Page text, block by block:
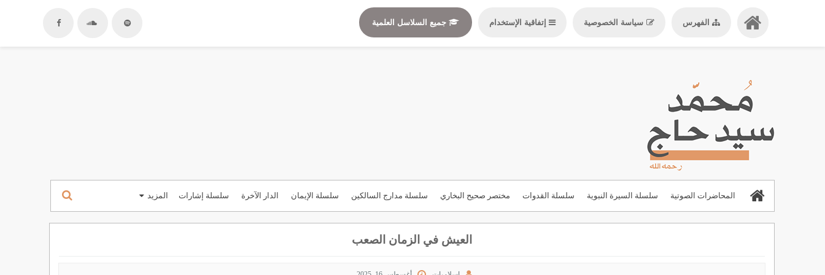
الفهرس سياسة الخصوصية إتفاقية الإستخدام جميع السلاسل العلمية
المحاضرات الصوتية سلسلة السيرة النبوية سلسلة القدوات مختصر صحيح البخاري سلسلة مدارج السالكين سلسلة الإيمان الدار الآخرة سلسلة إشارات المزيد
المحاضرات والدروس
العيش في الزمان الصعب